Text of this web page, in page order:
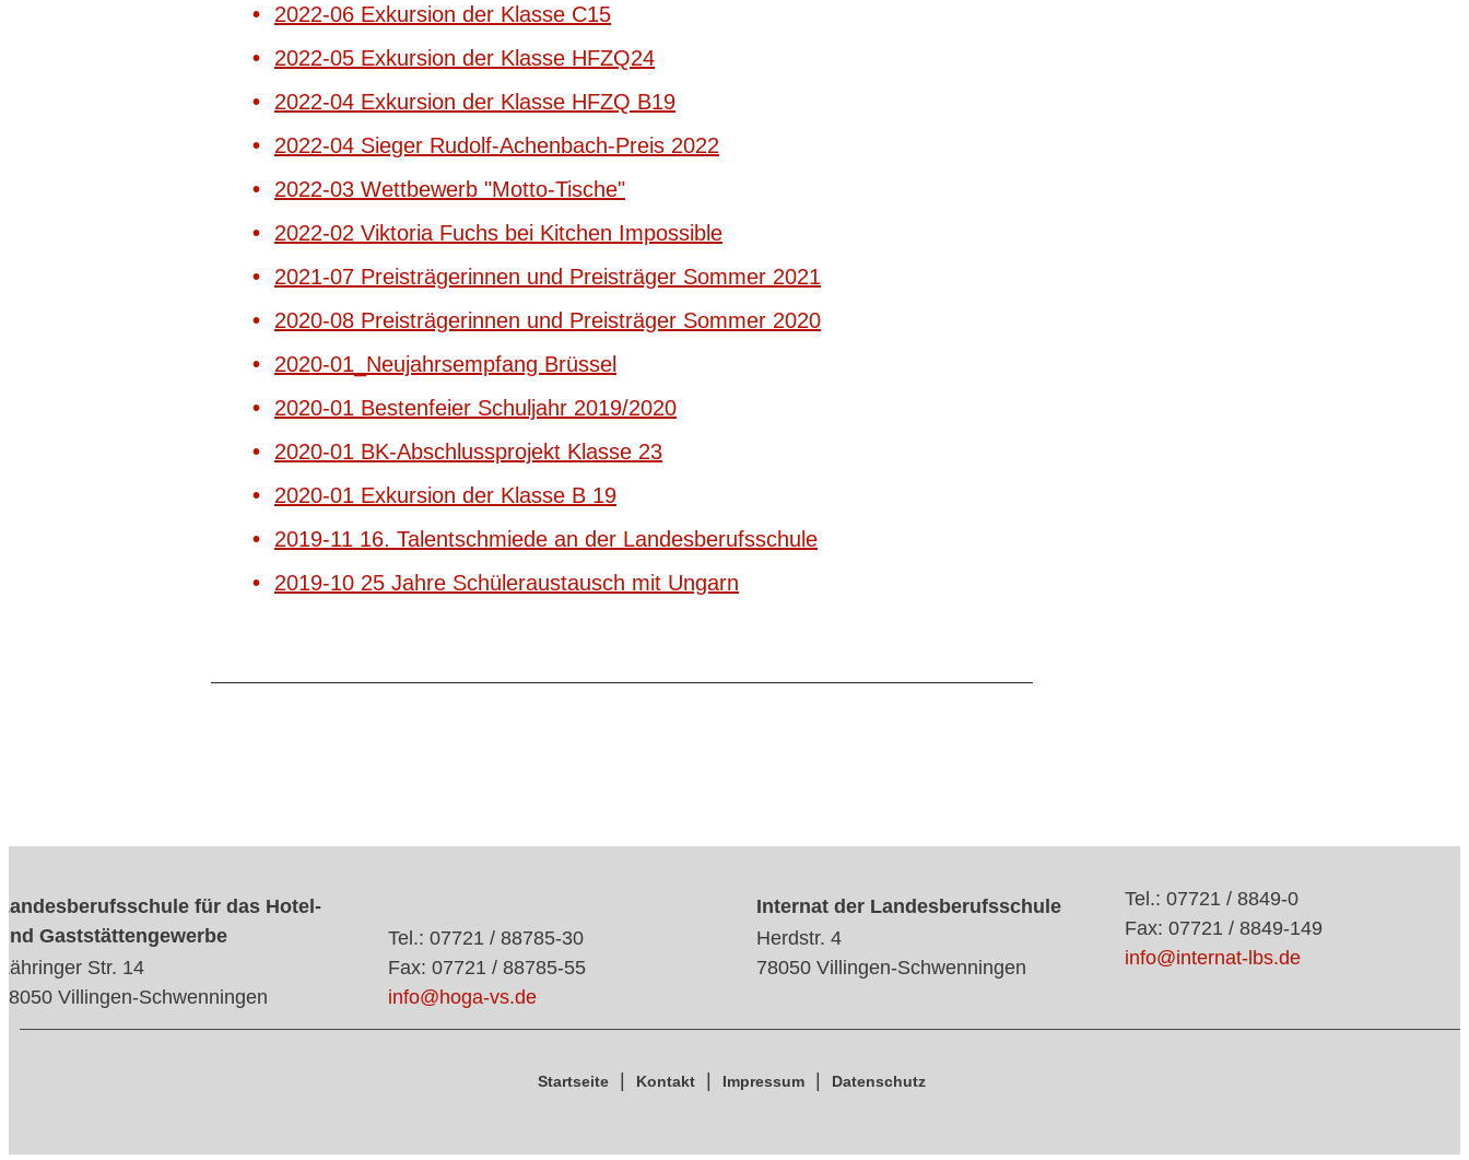
2022-06 Exkursion der Klasse C15
2022-05 Exkursion der Klasse HFZQ24
2022-04 Exkursion der Klasse HFZQ B19
2022-04 Sieger Rudolf-Achenbach-Preis 2022
2022-03 Wettbewerb "Motto-Tische"
2022-02 Viktoria Fuchs bei Kitchen Impossible
2021-07 Preisträgerinnen und Preisträger Sommer 2021
2020-08 Preisträgerinnen und Preisträger Sommer 2020
2020-01_Neujahrsempfang Brüssel
2020-01 Bestenfeier Schuljahr 2019/2020
2020-01 BK-Abschlussprojekt Klasse 23
2020-01 Exkursion der Klasse B 19
2019-11 16. Talentschmiede an der Landesberufsschule
2019-10 25 Jahre Schüleraustausch mit Ungarn
für das Hotel-
Gaststättengewerbe
Str. 14
Villingen-Schwenningen
Tel.: 07721 / 88785-30
Fax: 07721 / 88785-55
info@hoga-vs.de
Internat der Landesberufsschule
Herdstr. 4
78050 Villingen-Schwenningen
Tel.: 07721 / 8849-0
Fax: 07721 / 8849-149
info@internat-lbs.de
Startseite Kontakt Impressum Datenschutz